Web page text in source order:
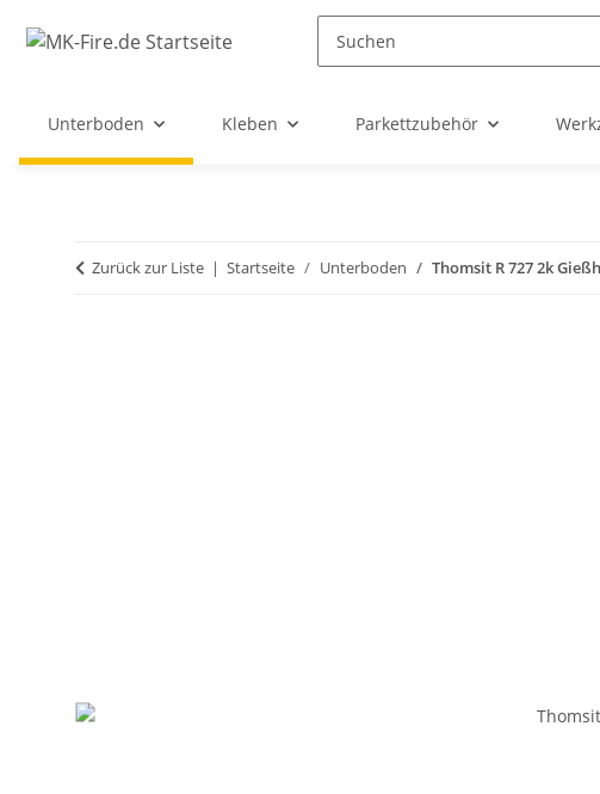
Unterboden Kleben Parkettzubehör
Zurück zur Liste Startseite Unterboden Thomsit R 727 2k